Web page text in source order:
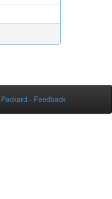
- Feedback